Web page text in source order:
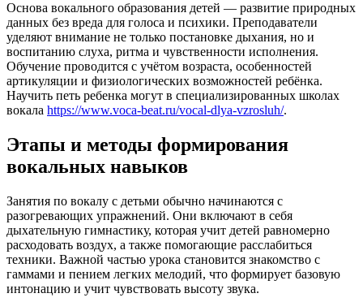
Основа вокального образования детей — развитие природных
данных без вреда для голоса и психики. Преподаватели
уделяют внимание не только постановке дыхания, но и
воспитанию слуха, ритма и чувственности исполнения.
Обучение проводится с учётом возраста, особенностей
артикуляции и физиологических возможностей ребёнка.
Научить петь ребенка могут в специализированных школах
вокала https://www.voca-beat.ru/vocal-dlya-vzrosluh/.
Этапы и методы формирования
вокальных навыков
Занятия по вокалу с детьми обычно начинаются с
разогревающих упражнений. Они включают в себя
дыхательную гимнастику, которая учит детей равномерно
расходовать воздух, а также помогающие расслабиться
техники. Важной частью урока становится знакомство с
гаммами и пением легких мелодий, что формирует базовую
интонацию и учит чувствовать высоту звука.